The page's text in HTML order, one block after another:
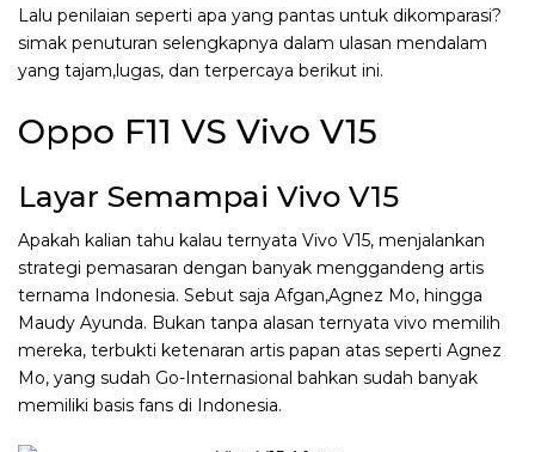
Lalu penilaian seperti apa yang pantas untuk dikomparasi?
simak penuturan selengkapnya dalam ulasan mendalam
yang tajam,lugas, dan terpercaya berikut ini.
Oppo F11 VS Vivo V15
Layar Semampai Vivo V15
Apakah kalian tahu kalau ternyata Vivo V15, menjalankan
strategi pemasaran dengan banyak menggandeng artis
ternama Indonesia. Sebut saja Afgan,Agnez Mo, hingga
Maudy Ayunda. Bukan tanpa alasan ternyata vivo memilih
mereka, terbukti ketenaran artis papan atas seperti Agnez
Mo, yang sudah Go-Internasional bahkan sudah banyak
memiliki basis fans di Indonesia.